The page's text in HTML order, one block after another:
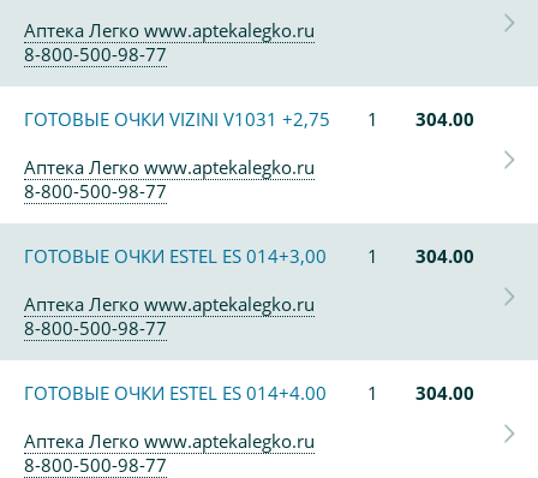
Аптека Легко www.aptekalegko.ru
8-800-500-98-77
ГОТОВЫЕ ОЧКИ VIZINI V1031 +2,75 1
304.00
Аптека Легко www.aptekalegko.ru
8-800-500-98-77
ГОТОВЫЕ ОЧКИ ESTEL ES 014+3,00 1
304.00
Аптека Легко www.aptekalegko.ru
8-800-500-98-77
ГОТОВЫЕ ОЧКИ ESTEL ES 014+4.00 1
304.00
Аптека Легко www.aptekalegko.ru
8-800-500-98-77